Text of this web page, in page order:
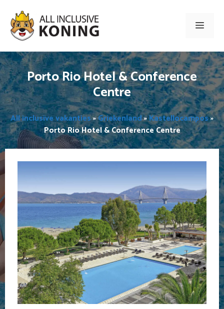
naar
inhoud
Menu
Porto Rio Hotel & Conference
Centre
All inclusive vakanties»Griekenland»Kastellocampos»
Porto Rio Hotel & Conference Centre